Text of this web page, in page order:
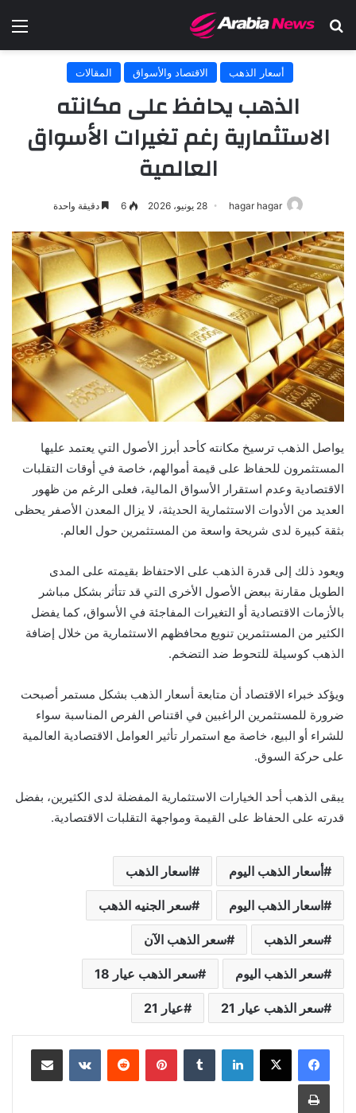
بحث عن
أسعار الذهب الاقتصاد والأسواق المقالات
الذهب يحافظ على مكانته
الاستثمارية رغم تغيرات الأسواق
العالمية
hagar hagar 28 يونيو، 2026 6 دقيقة واحدة
يواصل الذهب ترسيخ مكانته كأحد أبرز الأصول التي يعتمد عليها
المستثمرون للحفاظ على قيمة أموالهم، خاصة في أوقات التقلبات
الاقتصادية وعدم استقرار الأسواق المالية، فعلى الرغم من ظهور
العديد من الأدوات الاستثمارية الحديثة، لا يزال المعدن الأصفر يحظى
بثقة كبيرة لدى شريحة واسعة من المستثمرين حول العالم.
ويعود ذلك إلى قدرة الذهب على الاحتفاظ بقيمته على المدى
الطويل مقارنة ببعض الأصول الأخرى التي قد تتأثر بشكل مباشر
بالأزمات الاقتصادية أو التغيرات المفاجئة في الأسواق، كما يفضل
الكثير من المستثمرين تنويع محافظهم الاستثمارية من خلال إضافة
الذهب كوسيلة للتحوط ضد التضخم.
ويؤكد خبراء الاقتصاد أن متابعة أسعار الذهب بشكل مستمر أصبحت
ضرورة للمستثمرين الراغبين في اقتناص الفرص المناسبة سواء
للشراء أو البيع، خاصة مع استمرار تأثير العوامل الاقتصادية العالمية
على حركة السوق.
يبقى الذهب أحد الخيارات الاستثمارية المفضلة لدى الكثيرين، بفضل
قدرته على الحفاظ على القيمة ومواجهة التقلبات الاقتصادية.
أسعار الذهب اليوم اسعار الذهب
اسعار الذهب اليوم سعر الجنيه الذهب
سعر الذهب سعر الذهب الآن
سعر الذهب اليوم سعر الذهب عيار 18
سعر الذهب عيار 21 عيار 21
لينكدإن بينتيريست مشاركة عبر البريد
طباعة